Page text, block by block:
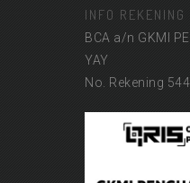
INFO REKENING
BCA a/n GKMI
YAY
No. Rekening